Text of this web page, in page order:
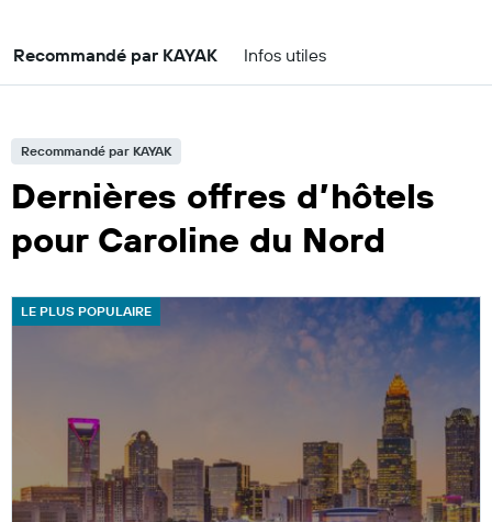
Recommandé par KAYAK Infos utiles
Recommandé par KAYAK
Dernières offres d’hôtels
pour Caroline du Nord
LE PLUS POPULAIRE